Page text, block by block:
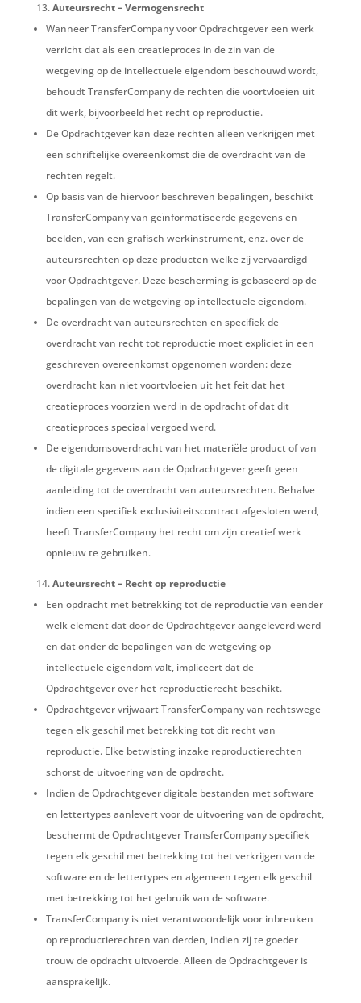
Auteursrecht – Vermogensrecht
Wanneer TransferCompany voor Opdrachtgever een werk
verricht dat als een creatieproces in de zin van de
wetgeving op de intellectuele eigendom beschouwd wordt,
behoudt TransferCompany de rechten die voortvloeien uit
dit werk, bijvoorbeeld het recht op reproductie.
De Opdrachtgever kan deze rechten alleen verkrijgen met
een schriftelijke overeenkomst die de overdracht van de
rechten regelt.
Op basis van de hiervoor beschreven bepalingen, beschikt
TransferCompany van geïnformatiseerde gegevens en
beelden, van een grafisch werkinstrument, enz. over de
auteursrechten op deze producten welke zij vervaardigd
voor Opdrachtgever. Deze bescherming is gebaseerd op de
bepalingen van de wetgeving op intellectuele eigendom.
De overdracht van auteursrechten en specifiek de
overdracht van recht tot reproductie moet expliciet in een
geschreven overeenkomst opgenomen worden: deze
overdracht kan niet voortvloeien uit het feit dat het
creatieproces voorzien werd in de opdracht of dat dit
creatieproces speciaal vergoed werd.
De eigendomsoverdracht van het materiële product of van
de digitale gegevens aan de Opdrachtgever geeft geen
aanleiding tot de overdracht van auteursrechten. Behalve
indien een specifiek exclusiviteitscontract afgesloten werd,
heeft TransferCompany het recht om zijn creatief werk
opnieuw te gebruiken.
Auteursrecht – Recht op reproductie
Een opdracht met betrekking tot de reproductie van eender
welk element dat door de Opdrachtgever aangeleverd werd
en dat onder de bepalingen van de wetgeving op
intellectuele eigendom valt, impliceert dat de
Opdrachtgever over het reproductierecht beschikt.
Opdrachtgever vrijwaart TransferCompany van rechtswege
tegen elk geschil met betrekking tot dit recht van
reproductie. Elke betwisting inzake reproductierechten
schorst de uitvoering van de opdracht.
Indien de Opdrachtgever digitale bestanden met software
en lettertypes aanlevert voor de uitvoering van de opdracht,
beschermt de Opdrachtgever TransferCompany specifiek
tegen elk geschil met betrekking tot het verkrijgen van de
software en de lettertypes en algemeen tegen elk geschil
met betrekking tot het gebruik van de software.
TransferCompany is niet verantwoordelijk voor inbreuken
op reproductierechten van derden, indien zij te goeder
trouw de opdracht uitvoerde. Alleen de Opdrachtgever is
aansprakelijk.